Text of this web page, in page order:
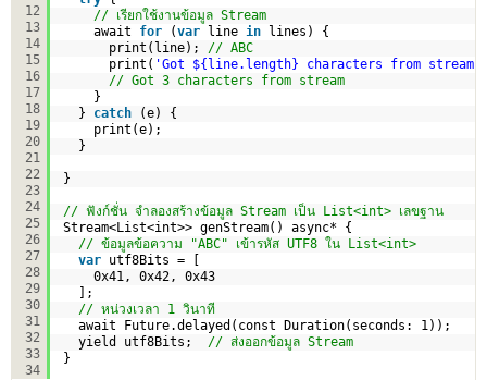
12
13
14
15
16
17
18
19
20
21
22
23
24
25
26
27
28
29
30
31
32
33
34
// เรียกใช้งานข้อมูล Stream
await for (var line in
lines) {
print(line); // ABC
print( 'Got ${line.length} characters from stream'
// Got 3 characters from stream
}
} catch
(e) {
print(e);
}
}
// ฟังก์ชั่น จำลองสร้างข้อมูล Stream เป็น List<int> เลขฐาน
Stream<List<int>> genStream() async* {
// ข้อมูลข้อความ "ABC" เข้ารหัส UTF8 ใน List<int>
var utf8Bits = [
0x41, 0x42, 0x43
];
// หน่วงเวลา 1 วินาที
await Future.delayed(const Duration(seconds: 1));
yield utf8Bits; // ส่งออกข้อมูล Stream
}